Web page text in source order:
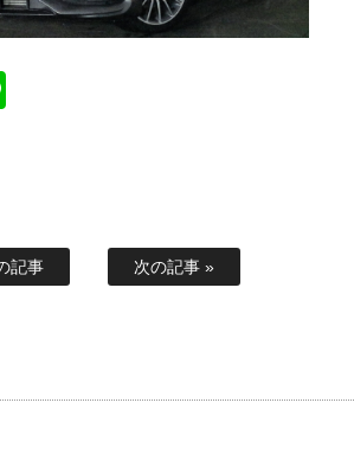
記事 次の記事 »